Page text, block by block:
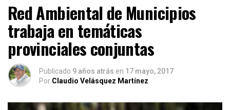
Red Ambiental de Municipios
trabaja en temáticas
provinciales conjuntas
Publicado 9 años atrás en 17 mayo, 2017
Por Claudio Velásquez Martínez